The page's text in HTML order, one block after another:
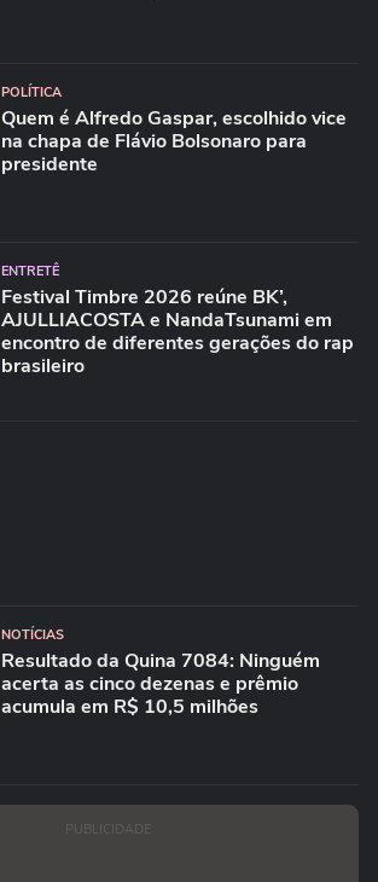
POLÍTICA
Quem é Alfredo Gaspar, escolhido vice
na chapa de Flávio Bolsonaro para
presidente
ENTRETÊ
Festival Timbre 2026 reúne BK’,
AJULLIACOSTA e NandaTsunami em
encontro de diferentes gerações do rap
brasileiro
NOTÍCIAS
Resultado da Quina 7084: Ninguém
acerta as cinco dezenas e prêmio
acumula em R$ 10,5 milhões
PUBLICIDADE